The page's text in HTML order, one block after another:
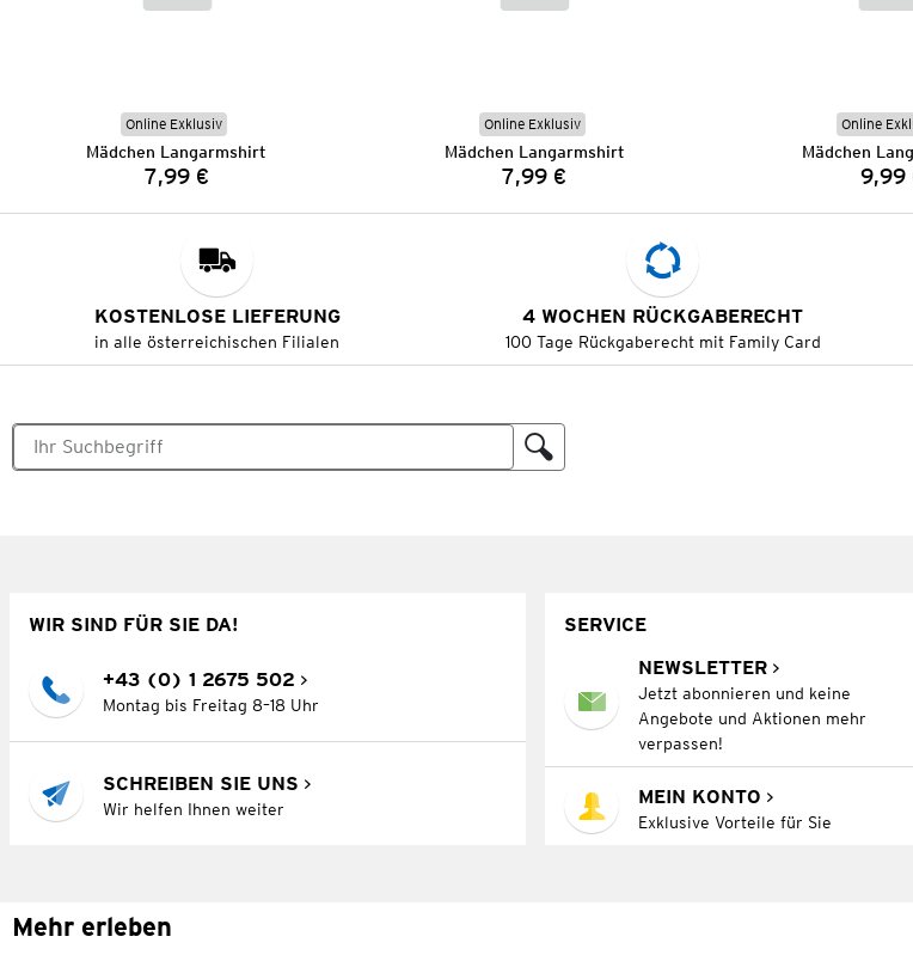
Online Exklusiv
Mädchen Langarmshirt
Preis:
7,99 €
Online Exklusiv
Mädchen Langarmshirt
Preis:
7,99 €
Online
Mädchen
9,99
KOSTENLOSE LIEFERUNG
in alle österreichischen Filialen
4 WOCHEN RÜCKGABERECHT
100 Tage Rückgaberecht mit Family Card
WIR SIND FÜR SIE DA!
+43 (0) 1 2675 502
Montag bis Freitag 8–18 Uhr
SCHREIBEN SIE UNS
Wir helfen Ihnen weiter
SERVICE
NEWSLETTER
Jetzt abonnieren und keine
Angebote und Aktionen mehr
verpassen!
MEIN KONTO
Exklusive Vorteile für Sie
Mehr erleben